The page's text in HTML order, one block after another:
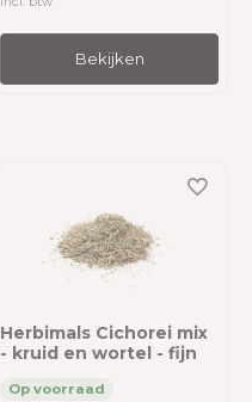
Bekijken
Herbimals Cichorei mix
- kruid en wortel - fijn